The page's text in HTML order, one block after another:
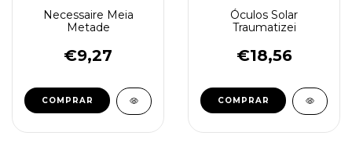
Necessaire Meia
Metade
€9,27
COMPRAR
Óculos Solar
Traumatizei
€18,56